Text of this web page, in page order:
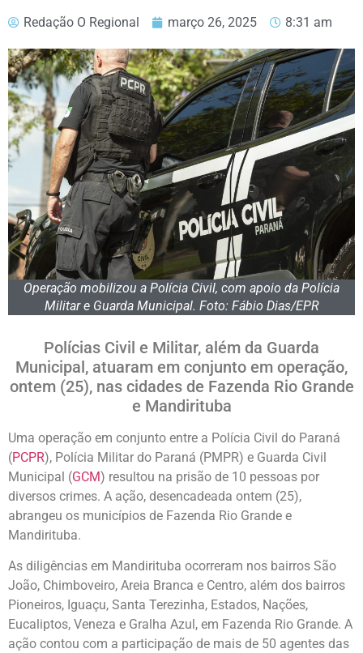
Redação O Regional março 26, 2025 8:31 am
Operação mobilizou a Polícia Civil, com apoio da Polícia
Militar e Guarda Municipal. Foto: Fábio Dias/EPR
Polícias Civil e Militar, além da Guarda
Municipal, atuaram em conjunto em operação,
ontem (25), nas cidades de Fazenda Rio Grande
e Mandirituba
Uma operação em conjunto entre a Polícia Civil do Paraná
(PCPR), Polícia Militar do Paraná (PMPR) e Guarda Civil
Municipal (GCM) resultou na prisão de 10 pessoas por
diversos crimes. A ação, desencadeada ontem (25),
abrangeu os municípios de Fazenda Rio Grande e
Mandirituba.
As diligências em Mandirituba ocorreram nos bairros São
João, Chimboveiro, Areia Branca e Centro, além dos bairros
Pioneiros, Iguaçu, Santa Terezinha, Estados, Nações,
Eucaliptos, Veneza e Gralha Azul, em Fazenda Rio Grande. A
ação contou com a participação de mais de 50 agentes das